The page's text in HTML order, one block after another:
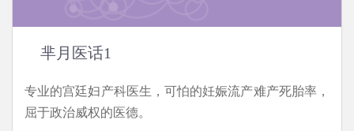
芈月医话1
专业的宫廷妇产科医生，可怕的妊娠流产难产死胎率，
屈于政治威权的医德。